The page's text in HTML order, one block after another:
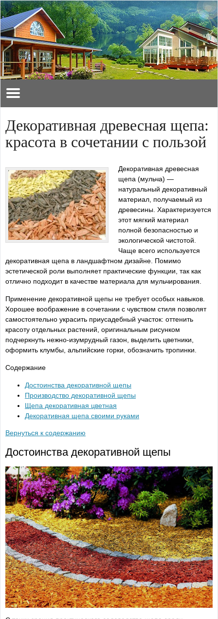
Декоративная древесная щепа:
красота в сочетании с пользой
Декоративная древесная
щепа (мульча) —
натуральный декоративный
материал, получаемый из
древесины. Характеризуется
этот мягкий материал
полной безопасностью и
экологической чистотой.
Чаще всего используется
декоративная щепа в ландшафтном дизайне. Помимо
эстетической роли выполняет практические функции, так как
отлично подходит в качестве материала для мульчирования.
Применение декоративной щепы не требует особых навыков.
Хорошее воображение в сочетании с чувством стиля позволят
самостоятельно украсить приусадебный участок: оттенить
красоту отдельных растений, оригинальным рисунком
подчеркнуть нежно-изумрудный газон, выделить цветники,
оформить клумбы, альпийские горки, обозначить тропинки.
Содержание
Достоинства декоративной щепы
Производство декоративной щепы
Щепа декоративная цветная
Декоративная щепа своими руками
Вернуться к содержанию
Достоинства декоративной щепы